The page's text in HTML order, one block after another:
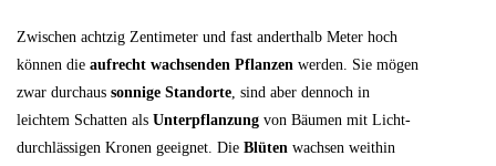
Zwischen achtzig Zentimeter und fast anderthalb Meter hoch
können die aufrecht wachsenden Pflanzen werden. Sie mögen
zwar durchaus sonnige Standorte, sind aber dennoch in
leichtem Schatten als Unterpflanzung von Bäumen mit Licht-
durchlässigen Kronen geeignet. Die Blüten wachsen weithin